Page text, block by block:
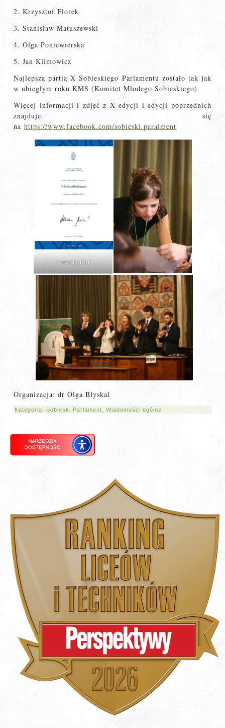
2. Krzysztof Florek
3. Stanisław Matuszewski
4. Olga Poniewierska
5. Jan Klimowicz
Najlepszą partią X Sobieskiego Parlamentu zostało tak jak
w ubiegłym roku KMS (Komitet Młodego Sobieskiego).
Więcej informacji i zdjęć z X edycji i edycji poprzednich
znajduje się
nahttps://www.facebook.com/sobieski.paralment
Screenshot
Organizacja: dr Olga Błyskal
Kategoria:Sobieski Parlament,Wiadomości ogólne